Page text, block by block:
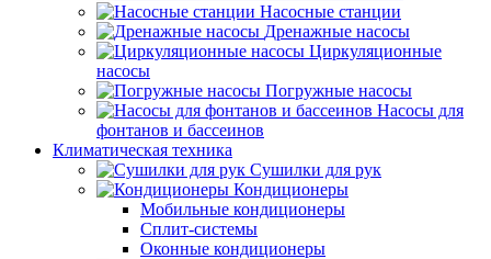
Насосные станции
Дренажные насосы
Циркуляционные
насосы
Погружные насосы
Насосы для
фонтанов и бассеинов
Климатическая техника
Сушилки для рук
Кондиционеры
Мобильные кондиционеры
Сплит-системы
Оконные кондиционеры